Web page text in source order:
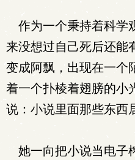
作为一个秉持着科学
来没想过自己死后还能
变成阿飘，出现在一个
着一个扑棱着翅膀的小
说：小说里面那些东西
她一向把小说当电子